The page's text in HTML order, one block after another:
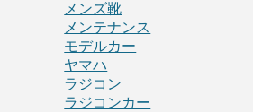
メンズ靴
メンテナンス
モデルカー
ヤマハ
ラジコン
ラジコンカー